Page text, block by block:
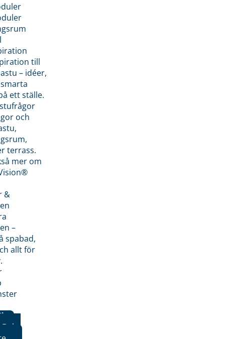
till
– idéer,
ett ställe.
och
terrass.
mer om
&
–
spabad,
allt för
Boka